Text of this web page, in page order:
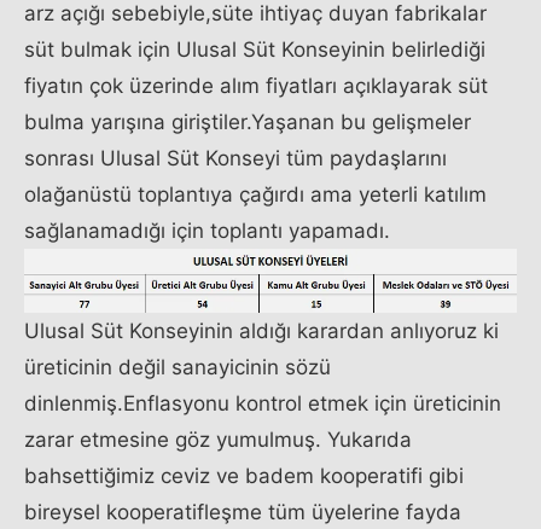
arz açığı sebebiyle,süte ihtiyaç duyan fabrikalar
süt bulmak için Ulusal Süt Konseyinin belirlediği
fiyatın çok üzerinde alım fiyatları açıklayarak süt
bulma yarışına giriştiler.Yaşanan bu gelişmeler
sonrası Ulusal Süt Konseyi tüm paydaşlarını
olağanüstü toplantıya çağırdı ama yeterli katılım
sağlanamadığı için toplantı yapamadı.
Ulusal Süt Konseyinin aldığı karardan anlıyoruz ki
üreticinin değil sanayicinin sözü
dinlenmiş.Enflasyonu kontrol etmek için üreticinin
zarar etmesine göz yumulmuş. Yukarıda
bahsettiğimiz ceviz ve badem kooperatifi gibi
bireysel kooperatifleşme tüm üyelerine fayda